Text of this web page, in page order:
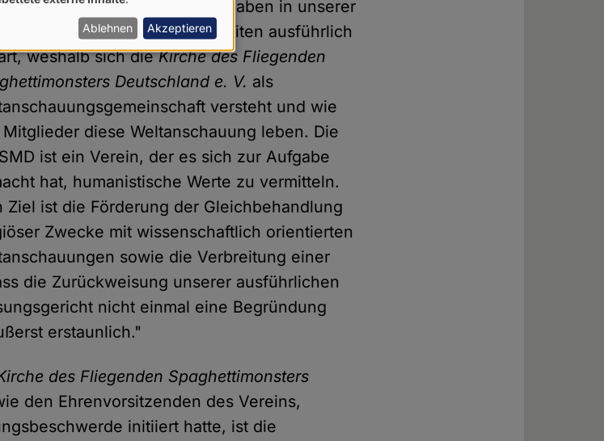
"Wir haben in unserer
auf 32 Seiten ausführlich
weshalb sich dieKirche des Fliegenden
Deutschland e. V. als
versteht und wie
diese Weltanschauung leben. Die
ist ein Verein, der es sich zur Aufgabe
hat, humanistische Werte zu vermitteln.
Ziel ist die Förderung der Gleichbehandlung
Zwecke mit wissenschaftlich orientierten
sowie die Verbreitung einer
die Zurückweisung unserer ausführlichen
nicht einmal eine Begründung
erstaunlich."
des Fliegenden Spaghettimonsters
den Ehrenvorsitzenden des Vereins,
initiiert hatte, ist die
Ablehnen Akzeptieren